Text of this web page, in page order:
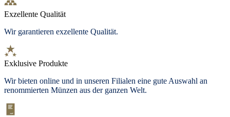
Exzellente Qualität
Wir garantieren exzellente Qualität.
Exklusive Produkte
Wir bieten online und in unseren Filialen eine gute Auswahl an
renommierten Münzen aus der ganzen Welt.